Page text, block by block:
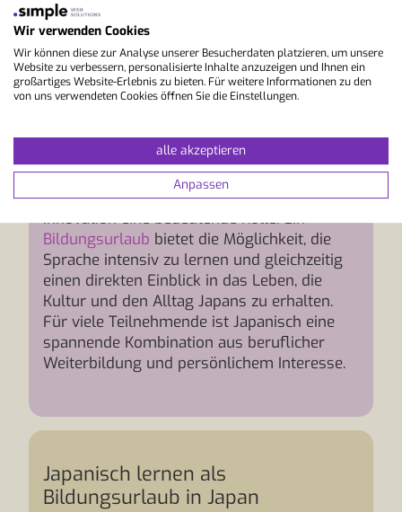
Warum Bildungsurlaub in
Japanisch?
Japanisch eröffnet Zugang zu einer der
Wirtschaftsnationen der Welt. Japan zählt zu
den wichtigsten Industrieländern und spielt
insbesondere in den Bereichen Technologie,
Automobilindustrie, Forschung und
Innovation eine bedeutende Rolle. Ein
Bildungsurlaub bietet die Möglichkeit, die
Sprache intensiv zu lernen und gleichzeitig
einen direkten Einblick in das Leben, die
Kultur und den Alltag Japans zu erhalten.
Für viele Teilnehmende ist Japanisch eine
spannende Kombination aus beruflicher
Weiterbildung und persönlichem Interesse.
Japanisch lernen als
Bildungsurlaub in Japan
Wir verwenden Cookies
Wir können diese zur Analyse unserer Besucherdaten platzieren, um unsere
Website zu verbessern, personalisierte Inhalte anzuzeigen und Ihnen ein
großartiges Website-Erlebnis zu bieten. Für weitere Informationen zu den
von uns verwendeten Cookies öffnen Sie die Einstellungen.
alle akzeptieren
Anpassen